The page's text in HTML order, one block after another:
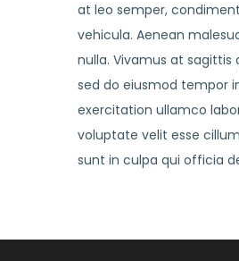
at leo semper,
vehicula. Aenean
nulla. Vivamus at
sed do eiusmod tempor
exercitation ullamco
voluptate velit esse
sunt in culpa qui officia